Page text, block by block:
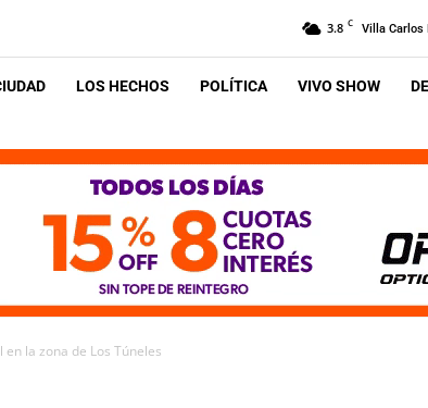
3.8 C Villa Carlos
LOS HECHOS POLÍTICA VIVO SHOW
la zona de Los Túneles